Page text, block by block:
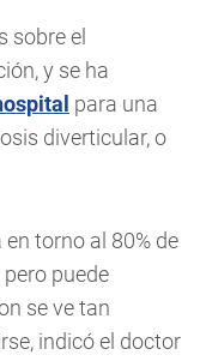
sobre el
y se ha
para una
diverticular, o
torno al 80% de
puede
se ve tan
indicó el doctor